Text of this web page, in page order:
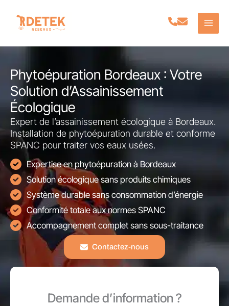
contenu
Phytoépuration Bordeaux : Votre
Solution d’Assainissement
Écologique
Expert de l’assainissement écologique à Bordeaux.
Installation de phytoépuration durable et conforme
SPANC pour traiter vos eaux usées.
Expertise en phytoépuration à Bordeaux
Solution écologique sans produits chimiques
Système durable sans consommation d’énergie
Conformité totale aux normes SPANC
Accompagnement complet sans sous-traitance
Contactez-nous
Demande d’information ?